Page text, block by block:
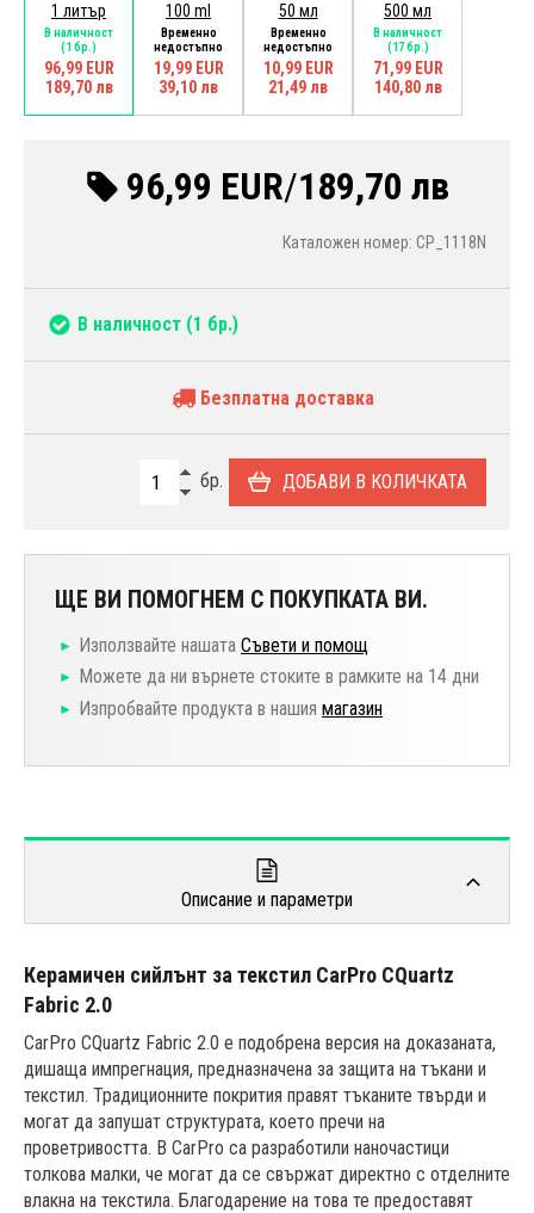
1 литър
В наличност
(1 бр.)
96,99 EUR
189,70 лв
100 ml
Временно
недостъпно
19,99 EUR
39,10 лв
50 мл
Временно
недостъпно
10,99 EUR
21,49 лв
500 мл
В наличност
(17 бр.)
71,99 EUR
140,80 лв
96,99 EUR/189,70 лв
Каталожен номер: CP_1118N
В наличност (1 бр.)
Безплатна доставка
бр. ДОБАВИ В КОЛИЧКАТА
ЩЕ ВИ ПОМОГНЕМ С ПОКУПКАТА ВИ.
Използвайте нашата Съвети и помощ
Можете да ни върнете стоките в рамките на 14 дни
Изпробвайте продукта в нашия магазин
Описание и параметри
Керамичен сийлънт за текстил CarPro CQuartz
Fabric 2.0
CarPro CQuartz Fabric 2.0 е подобрена версия на доказаната,
дишаща импрегнация, предназначена за защита на тъкани и
текстил. Традиционните покрития правят тъканите твърди и
могат да запушат структурата, което пречи на
проветривостта. В CarPro са разработили наночастици
толкова малки, че могат да се свържат директно с отделните
влакна на текстила. Благодарение на това те предоставят